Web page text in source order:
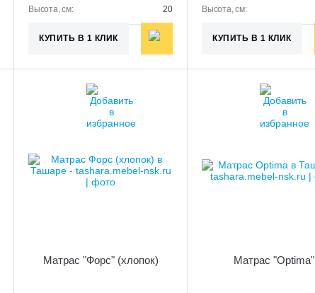
Высота, см:
20
КУПИТЬ В 1 КЛИК
Высота, см:
КУПИТЬ В 1 КЛИК
Матрас "Форс" (хлопок) Матрас "Optima"